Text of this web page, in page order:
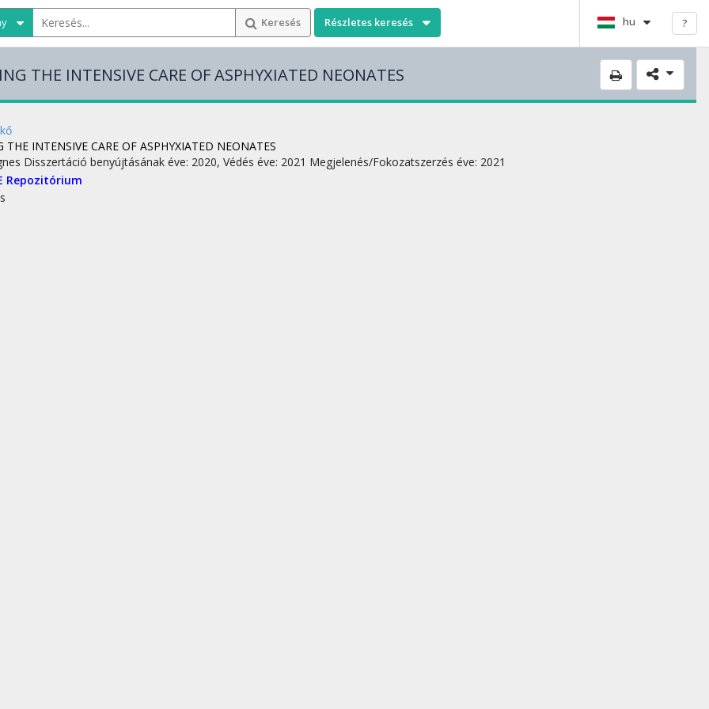
Keresés Részletes keresés hu ?
THE INTENSIVE CARE OF ASPHYXIATED NEONATES
INTENSIVE CARE OF ASPHYXIATED NEONATES
Disszertáció benyújtásának éve: 2020, Védés éve: 2021 Megjelenés/Fokozatszerzés éve: 2021
Repozitórium